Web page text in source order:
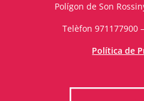
Polígon de Son
Telèfon 971177900
Política de